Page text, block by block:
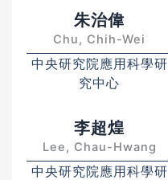
朱治偉
Chu, Chih-Wei
中央研究院應用科學研
究中心
李超煌
Lee, Chau-Hwang
中央研究院應用科學研